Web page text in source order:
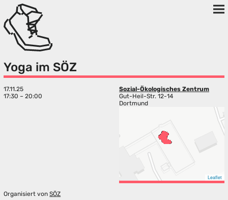
Yoga im SÖZ
17.11.25
17:30 – 20:00
Sozial-Ökologisches Zentrum
Gut-Heil-Str. 12-14
Dortmund
Leaflet
Organisiert vonSÖZ